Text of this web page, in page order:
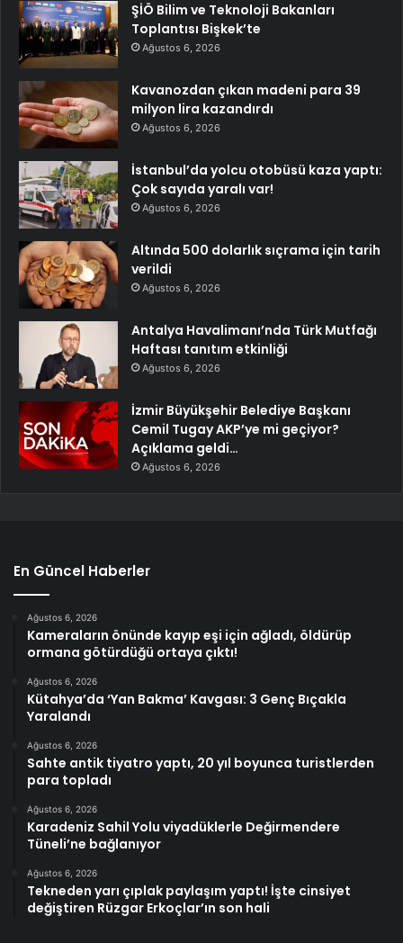
ŞİÖ Bilim ve Teknoloji Bakanları
Toplantısı Bişkek’te
Ağustos 6, 2026
Kavanozdan çıkan madeni para 39
milyon lira kazandırdı
Ağustos 6, 2026
İstanbul’da yolcu otobüsü kaza yaptı:
Çok sayıda yaralı var!
Ağustos 6, 2026
Altında 500 dolarlık sıçrama için tarih
verildi
Ağustos 6, 2026
Antalya Havalimanı’nda Türk Mutfağı
Haftası tanıtım etkinliği
Ağustos 6, 2026
İzmir Büyükşehir Belediye Başkanı
Cemil Tugay AKP’ye mi geçiyor?
Açıklama geldi…
Ağustos 6, 2026
En Güncel Haberler
Ağustos 6, 2026
Kameraların önünde kayıp eşi için ağladı, öldürüp
ormana götürdüğü ortaya çıktı!
Ağustos 6, 2026
Kütahya’da ‘Yan Bakma’ Kavgası: 3 Genç Bıçakla
Yaralandı
Ağustos 6, 2026
Sahte antik tiyatro yaptı, 20 yıl boyunca turistlerden
para topladı
Ağustos 6, 2026
Karadeniz Sahil Yolu viyadüklerle Değirmendere
Tüneli’ne bağlanıyor
Ağustos 6, 2026
Tekneden yarı çıplak paylaşım yaptı! İşte cinsiyet
değiştiren Rüzgar Erkoçlar’ın son hali